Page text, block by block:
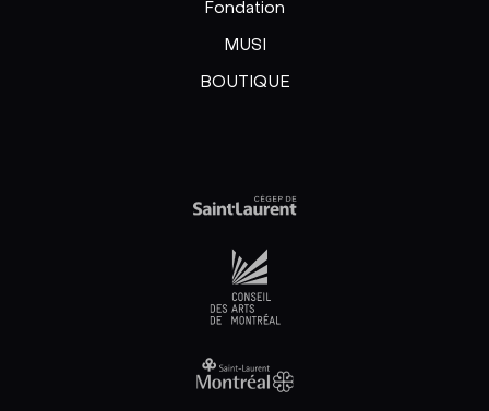
Fondation
MUSI
BOUTIQUE